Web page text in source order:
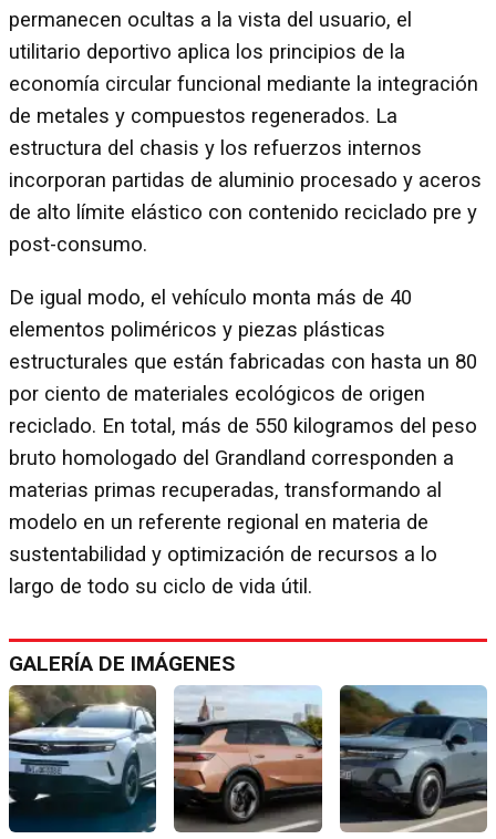
permanecen ocultas a la vista del usuario, el
utilitario deportivo aplica los principios de la
economía circular funcional mediante la integración
de metales y compuestos regenerados. La
estructura del chasis y los refuerzos internos
incorporan partidas de aluminio procesado y aceros
de alto límite elástico con contenido reciclado pre y
post-consumo.
De igual modo, el vehículo monta más de 40
elementos poliméricos y piezas plásticas
estructurales que están fabricadas con hasta un 80
por ciento de materiales ecológicos de origen
reciclado. En total, más de 550 kilogramos del peso
bruto homologado del Grandland corresponden a
materias primas recuperadas, transformando al
modelo en un referente regional en materia de
sustentabilidad y optimización de recursos a lo
largo de todo su ciclo de vida útil.
GALERÍA DE IMÁGENES